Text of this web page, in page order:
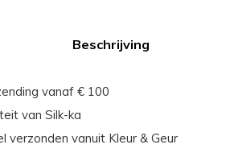
Beschrijving
vanaf € 100
van Silk-ka
verzonden vanuit Kleur & Geur